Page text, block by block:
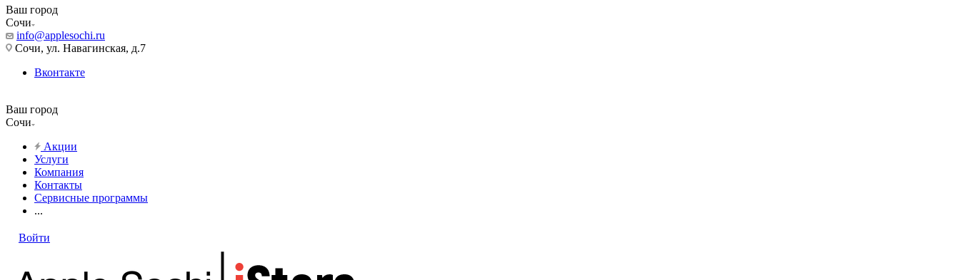
Ваш город
Сочи
info@applesochi.ru
Сочи, ул. Навагинская, д.7
Вконтакте
Ваш город
Сочи
Акции
Услуги
Компания
Контакты
Сервисные программы
...
Войти